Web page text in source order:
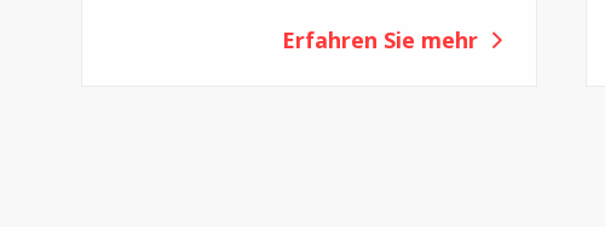
geprägt von Unsicherheit, Mut und
Erfahren Sie mehr